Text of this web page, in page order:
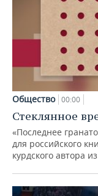
Общество 00:00
Стеклянное
«Последнее
для российского
курдского автора